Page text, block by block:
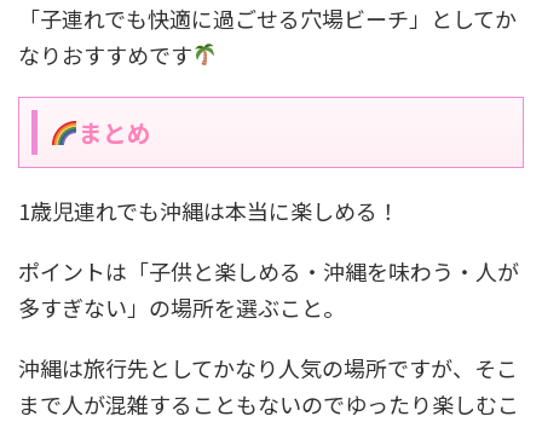
「子連れでも快適に過ごせる穴場ビーチ」としてか
なりおすすめです
まとめ
1歳児連れでも沖縄は本当に楽しめる！
ポイントは「子供と楽しめる・沖縄を味わう・人が
多すぎない」の場所を選ぶこと。
沖縄は旅行先としてかなり人気の場所ですが、そこ
まで人が混雑することもないのでゆったり楽しむこ